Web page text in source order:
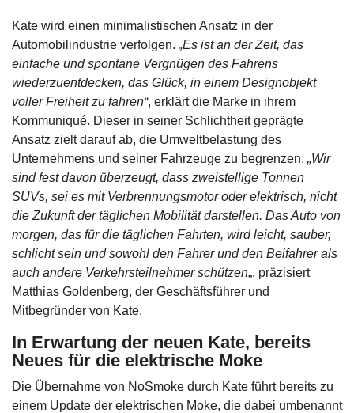
Kate wird einen minimalistischen Ansatz in der
Automobilindustrie verfolgen. „Es ist an der Zeit, das
einfache und spontane Vergnügen des Fahrens
wiederzuentdecken, das Glück, in einem Designobjekt
voller Freiheit zu fahren“, erklärt die Marke in ihrem
Kommuniqué. Dieser in seiner Schlichtheit geprägte
Ansatz zielt darauf ab, die Umweltbelastung des
Unternehmens und seiner Fahrzeuge zu begrenzen. „Wir
sind fest davon überzeugt, dass zweistellige Tonnen
SUVs, sei es mit Verbrennungsmotor oder elektrisch, nicht
die Zukunft der täglichen Mobilität darstellen. Das Auto von
morgen, das für die täglichen Fahrten, wird leicht, sauber,
schlicht sein und sowohl den Fahrer und den Beifahrer als
auch andere Verkehrsteilnehmer schützen„, präzisiert
Matthias Goldenberg, der Geschäftsführer und
Mitbegründer von Kate.
In Erwartung der neuen Kate, bereits
Neues für die elektrische Moke
Die Übernahme von NoSmoke durch Kate führt bereits zu
einem Update der elektrischen Moke, die dabei umbenannt